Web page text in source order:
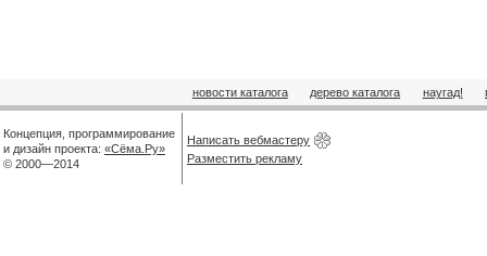
новости каталога дерево каталога наугад!
Концепция, программирование
и дизайн проекта: «Сёма.Ру»
© 2000—2014
Написать вебмастеру
Разместить рекламу